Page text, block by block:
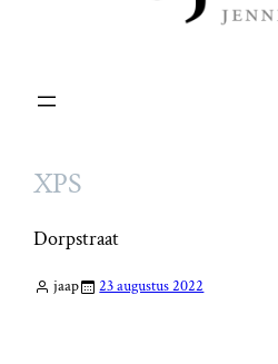
XPS
Dorpstraat
jaap 23 augustus 2022